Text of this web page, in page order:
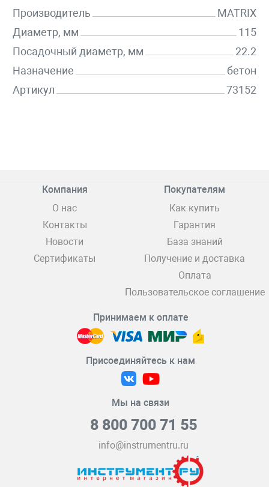
Производитель
MATRIX
Диаметр, мм
115
Посадочный диаметр, мм
22.2
Назначение
бетон
Артикул
73152
Компания
О нас
Контакты
Новости
Сертификаты
Покупателям
Как купить
Гарантия
База знаний
Получение и доставка
Оплата
Пользовательское соглашение
Принимаем к оплате
Присоединяйтесь к нам
Мы на связи
8 800 700 71 55
info@instrumentru.ru